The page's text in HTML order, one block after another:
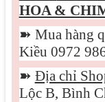
HOA &
➽ Mua hàng
Kiều 0972
➽ Địa chỉ
Lộc B, Bình